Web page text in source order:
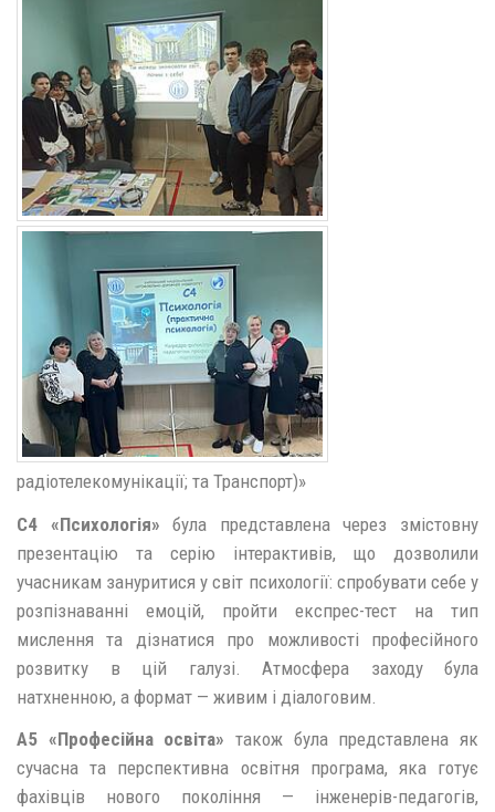
радіотелекомунікації; та Транспорт)»
С4 «Психологія» була представлена через змістовну
презентацію та серію інтерактивів, що дозволили
учасникам зануритися у світ психології: спробувати себе у
розпізнаванні емоцій, пройти експрес-тест на тип
мислення та дізнатися про можливості професійного
розвитку в цій галузі. Атмосфера заходу була
натхненною, а формат — живим і діалоговим.
А5 «Професійна освіта» також була представлена як
сучасна та перспективна освітня програма, яка готує
фахівців нового покоління — інженерів-педагогів,